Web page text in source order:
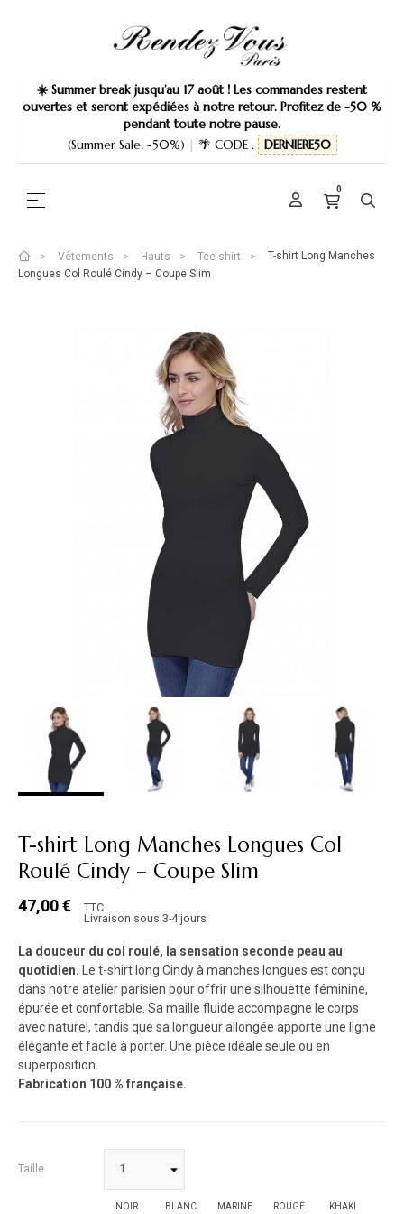
☀️ Summer break jusqu’au 17 août ! Les commandes restent
ouvertes et seront expédiées à notre retour. Profitez de -50 %
pendant toute notre pause.
(Summer Sale: -50%) | 🌴 CODE : DERNIERE50
Basculer la navigation
☰
0
Vêtements Hauts Tee-shirt
T-shirt Long Manches
Longues Col Roulé Cindy – Coupe Slim
T-shirt Long Manches Longues Col
Roulé Cindy – Coupe Slim
47,00 €
TTC
Livraison sous 3-4 jours
La douceur du col roulé, la sensation seconde peau au
quotidien. Le t-shirt long Cindy à manches longues est conçu
dans notre atelier parisien pour offrir une silhouette féminine,
épurée et confortable. Sa maille fluide accompagne le corps
avec naturel, tandis que sa longueur allongée apporte une ligne
élégante et facile à porter. Une pièce idéale seule ou en
superposition.
Fabrication 100 % française.
Taille
NOIR BLANC MARINE ROUGE KHAKI